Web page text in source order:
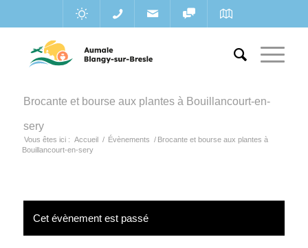
Brocante et bourse aux plantes à Bouillancourt-en-
sery
Vous êtes ici : Accueil / Évènements / Brocante et bourse aux plantes à
Bouillancourt-en-sery
Cet évènement est passé